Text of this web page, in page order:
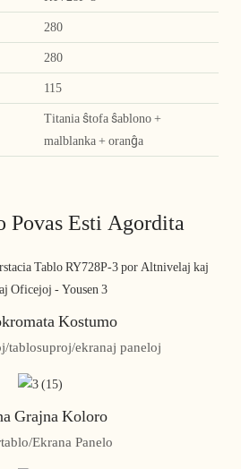
280
280
115
Titania ŝtofa ŝablono +
malblanka + oranĝa
Povas Esti Agordita
Kostumo
tablosuproj/ekranaj paneloj
Grajna Koloro
Ekrana Panelo